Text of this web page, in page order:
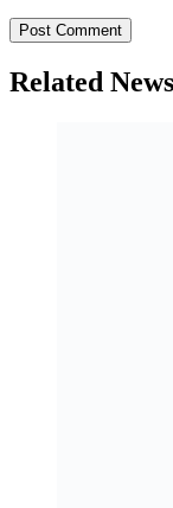
Related News